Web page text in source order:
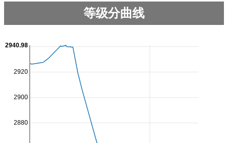
等级分曲线
2880
2900
2920
2940.98